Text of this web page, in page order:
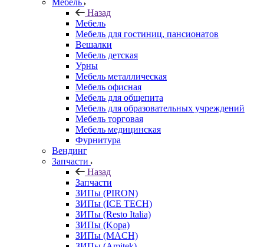
Мебель
Назад
Мебель
Мебель для гостиниц, пансионатов
Вешалки
Мебель детская
Урны
Мебель металлическая
Мебель офисная
Мебель для общепита
Мебель для образовательных учреждений
Мебель торговая
Мебель медицинская
Фурнитура
Вендинг
Запчасти
Назад
Запчасти
ЗИПы (PIRON)
ЗИПы (ICE TECH)
ЗИПы (Resto Italia)
ЗИПы (Kopa)
ЗИПы (MACH)